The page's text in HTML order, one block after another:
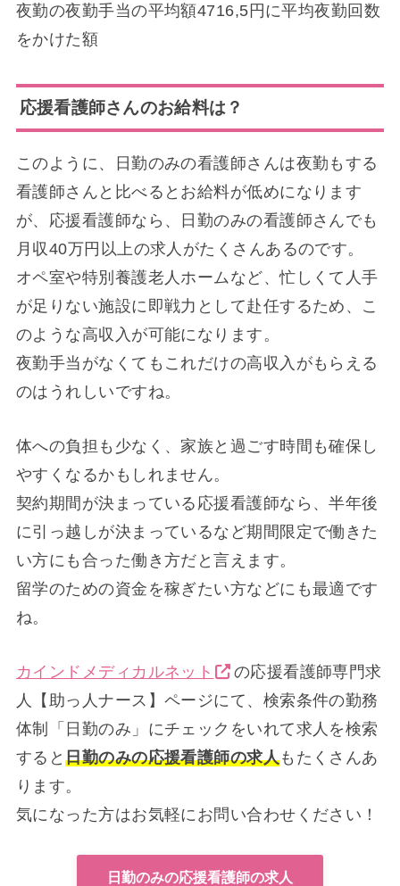
夜勤の夜勤手当の平均額4716,5円に平均夜勤回数
をかけた額
応援看護師さんのお給料は？
このように、日勤のみの看護師さんは夜勤もする
看護師さんと比べるとお給料が低めになります
が、応援看護師なら、日勤のみの看護師さんでも
月収40万円以上の求人がたくさんあるのです。
オペ室や特別養護老人ホームなど、忙しくて人手
が足りない施設に即戦力として赴任するため、こ
のような高収入が可能になります。
夜勤手当がなくてもこれだけの高収入がもらえる
のはうれしいですね。
体への負担も少なく、家族と過ごす時間も確保し
やすくなるかもしれません。
契約期間が決まっている応援看護師なら、半年後
に引っ越しが決まっているなど期間限定で働きた
い方にも合った働き方だと言えます。
留学のための資金を稼ぎたい方などにも最適です
ね。
カインドメディカルネット
の応援看護師専門求
人【助っ人ナース】ページにて、検索条件の勤務
体制「日勤のみ」にチェックをいれて求人を検索
すると日勤のみの応援看護師の求人もたくさんあ
ります。
気になった方はお気軽にお問い合わせください！
日勤のみの応援看護師の求人